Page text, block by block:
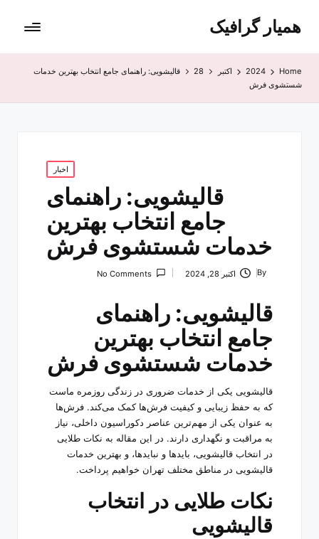
همیار گرافیک
Home
2024 اکتبر 28
قالیشویی: راهنمای جامع انتخاب بهترین خدمات
شستشوی فرش
Posted
in
اخبار
قالیشویی: راهنمای
جامع انتخاب بهترین
خدمات شستشوی فرش
Posted
By اکتبر 28, 2024 No Comments
قالیشویی: راهنمای
جامع انتخاب بهترین
خدمات شستشوی فرش
قالیشویی یکی از خدمات ضروری در زندگی روزمره ماست
که به حفظ زیبایی و کیفیت فرش‌ها کمک می‌کند. فرش‌ها
به عنوان یکی از مهم‌ترین عناصر دکوراسیون داخلی، نیاز
به مراقبت و نگهداری دارند. در این مقاله به نکات طلایی
در انتخاب قالیشویی، بایدها و نبایدها، و بهترین خدمات
قالیشویی در مناطق مختلف تهران خواهیم پرداخت.
نکات طلایی در انتخاب
قالیشویی